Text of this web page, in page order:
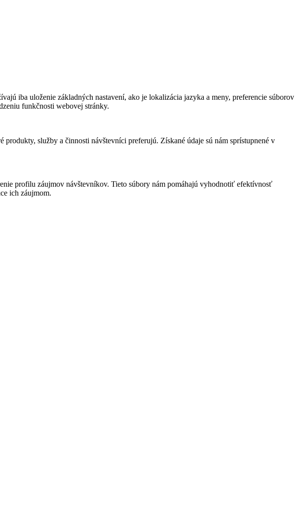
iba uloženie základných nastavení, ako je lokalizácia jazyka a meny, preferencie súborov
funkčnosti webovej stránky.
služby a činnosti návštevníci preferujú. Získané údaje sú nám sprístupnené v
profilu záujmov návštevníkov. Tieto súbory nám pomáhajú vyhodnotiť efektívnosť
ich záujmom.